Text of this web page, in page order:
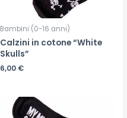
Bambini (0-16 anni)
Calzini in cotone “White
Skulls”
6,00 €